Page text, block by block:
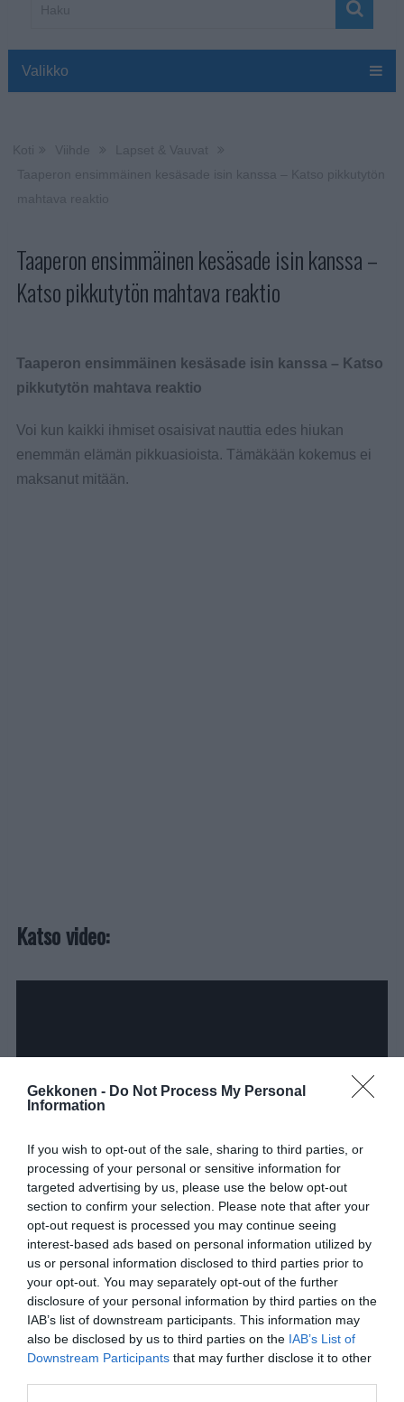
Gekkonen - Do Not Process My Personal
Information
If you wish to opt-out of the sale, sharing to third parties, or
processing of your personal or sensitive information for
targeted advertising by us, please use the below opt-out
section to confirm your selection. Please note that after your
opt-out request is processed you may continue seeing
interest-based ads based on personal information utilized by
us or personal information disclosed to third parties prior to
your opt-out. You may separately opt-out of the further
disclosure of your personal information by third parties on the
IAB’s list of downstream participants. This information may
also be disclosed by us to third parties on the IAB’s List of
Downstream Participants that may further disclose it to other
Valikko
Taaperon ensimmäinen kesäsade isin kanssa –
Katso pikkutytön mahtava reaktio
Taaperon ensimmäinen kesäsade isin kanssa – Katso
pikkutytön mahtava reaktio
Voi kun kaikki ihmiset osaisivat nauttia edes hiukan
enemmän elämän pikkuasioista. Tämäkään kokemus ei
maksanut mitään.
Katso video:
F
a
M
e
X W
h
C
o
S
h